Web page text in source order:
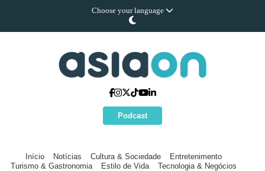
Choose your language
Podcast
Início Notícias Cultura & Sociedade
Entretenimento
Turismo & Gastronomia
Estilo de Vida Tecnologia & Negócios